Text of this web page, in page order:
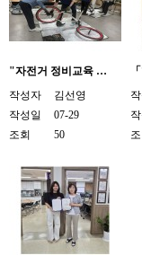
"자전거 정비교육 …
작성자
김선영
작성일
07-29
조회
50